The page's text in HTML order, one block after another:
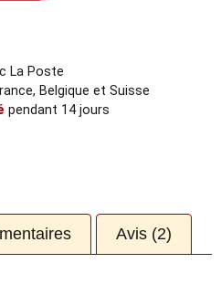
La Poste
Belgique et Suisse
pendant 14 jours
Avis (2)